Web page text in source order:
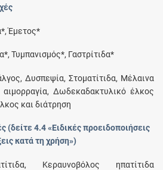
Έμετος*
Τυμπανισμός*, Γαστρίτιδα*
Δυσπεψία, Στοματίτιδα, Μέλαινα
Δωδεκαδακτυλικό έλκος
και διάτρηση
(δείτε 4.4 «Ειδικές προειδοποιήσεις
κατά τη χρήση»)
Κεραυνοβόλος ηπατίτιδα